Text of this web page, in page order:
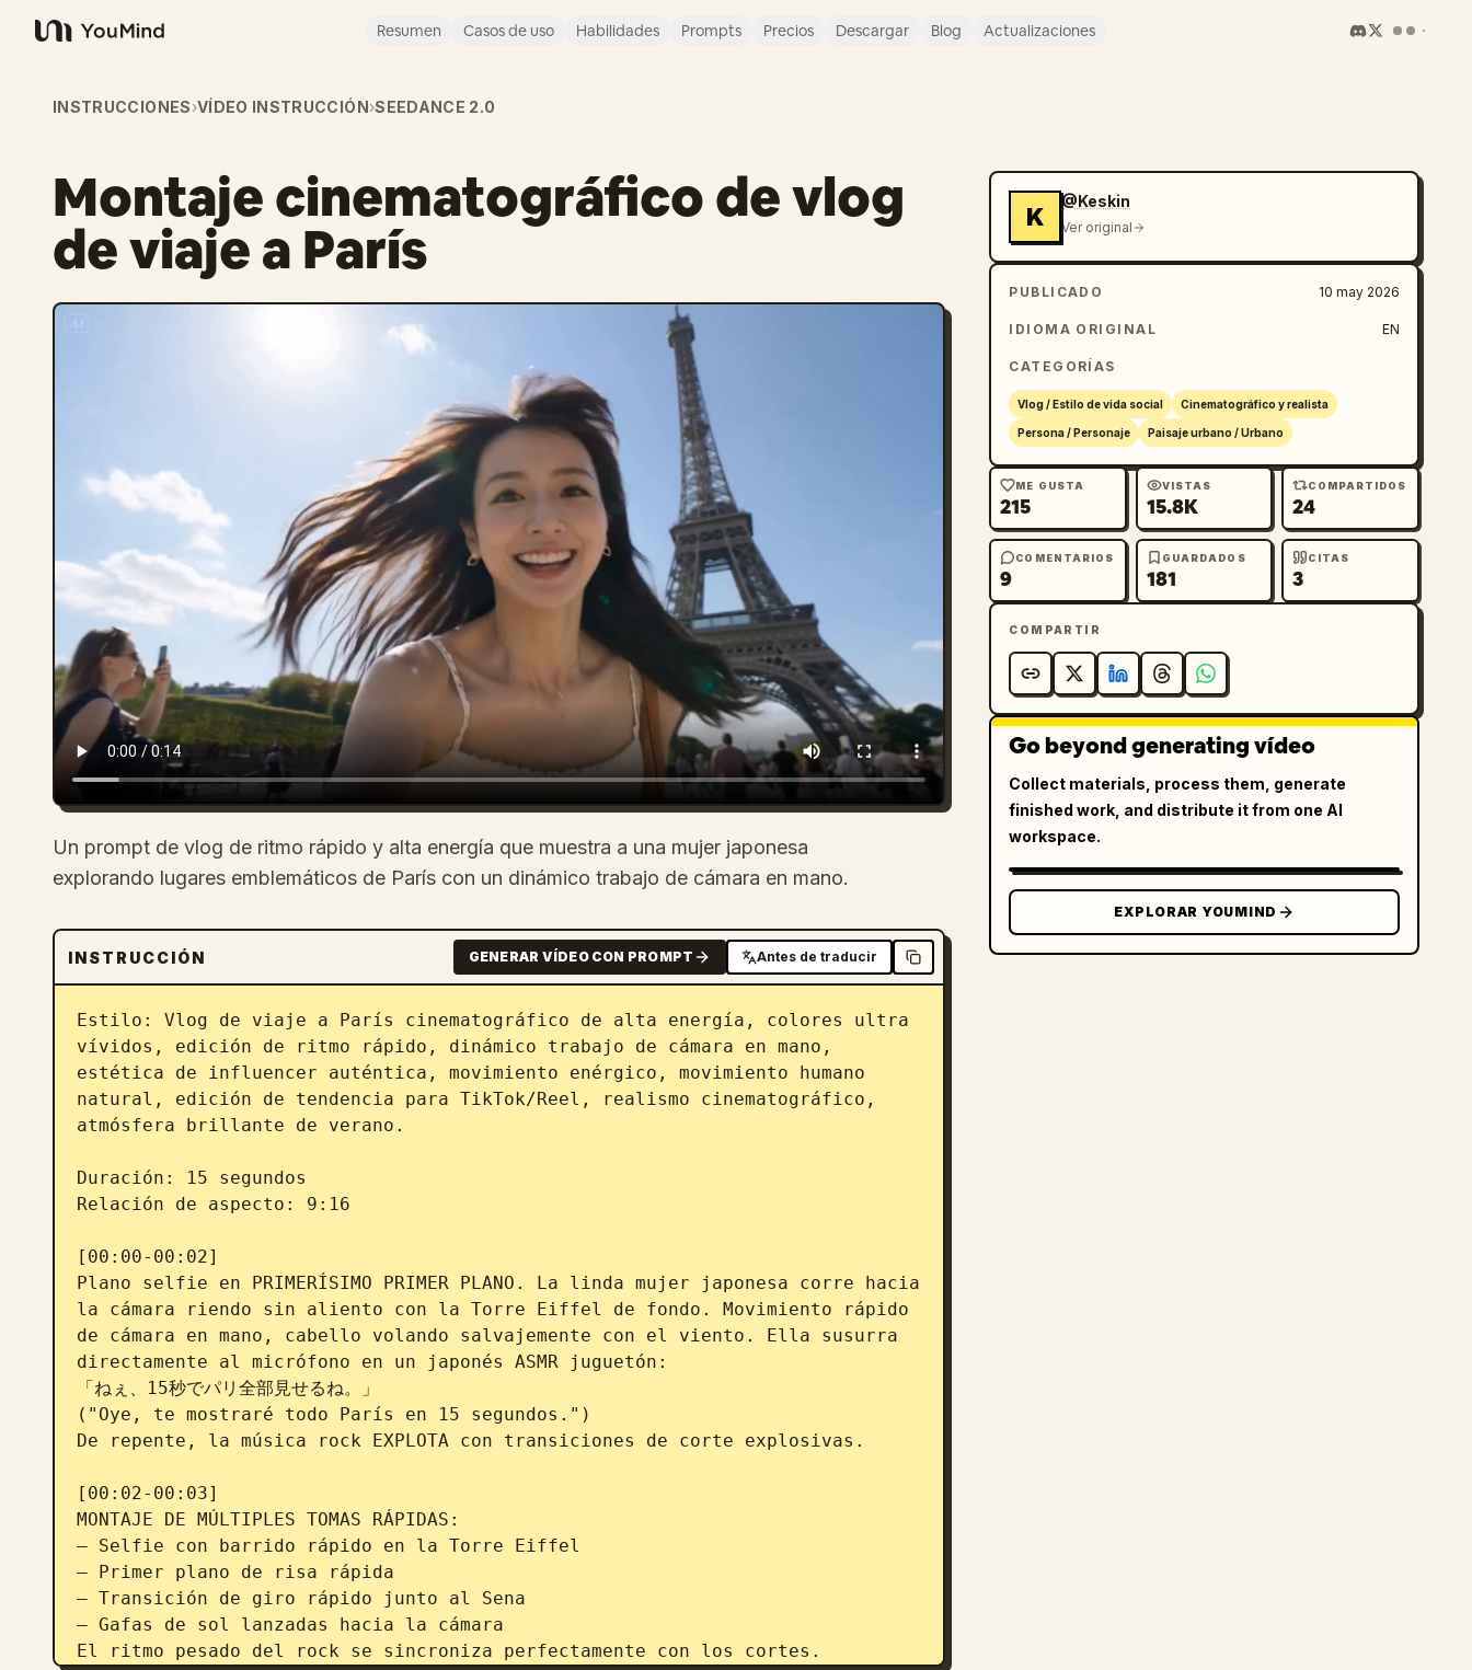
YouMind
Resumen Casos de uso Habilidades Prompts Precios Descargar Blog Actualizaciones
INSTRUCCIONES›VÍDEO INSTRUCCIÓN›SEEDANCE 2.0
Montaje cinematográfico de vlog
de viaje a París
Un prompt de vlog de ritmo rápido y alta energía que muestra a una mujer japonesa
explorando lugares emblemáticos de París con un dinámico trabajo de cámara en mano.
INSTRUCCIÓN GENERAR VÍDEO CON PROMPT Antes de traducir
Estilo: Vlog de viaje a París cinematográfico de alta energía, colores ultra
vívidos, edición de ritmo rápido, dinámico trabajo de cámara en mano,
estética de influencer auténtica, movimiento enérgico, movimiento humano
natural, edición de tendencia para TikTok/Reel, realismo cinematográfico,
atmósfera brillante de verano.
Duración: 15 segundos
Relación de aspecto: 9:16
[00:00-00:02]
Plano selfie en PRIMERÍSIMO PRIMER PLANO. La linda mujer japonesa corre hacia
la cámara riendo sin aliento con la Torre Eiffel de fondo. Movimiento rápido
de cámara en mano, cabello volando salvajemente con el viento. Ella susurra
directamente al micrófono en un japonés ASMR juguetón:
「ねぇ、15秒でパリ全部見せるね。」
("Oye, te mostraré todo París en 15 segundos.")
De repente, la música rock EXPLOTA con transiciones de corte explosivas.
[00:02-00:03]
MONTAJE DE MÚLTIPLES TOMAS RÁPIDAS:
— Selfie con barrido rápido en la Torre Eiffel
— Primer plano de risa rápida
— Transición de giro rápido junto al Sena
— Gafas de sol lanzadas hacia la cámara
El ritmo pesado del rock se sincroniza perfectamente con los cortes.
K
@Keskin
Ver original
PUBLICADO 10 may 2026
IDIOMA ORIGINAL EN
CATEGORÍAS
Vlog / Estilo de vida social Cinematográfico y realista
Persona / Personaje Paisaje urbano / Urbano
ME GUSTA
215
VISTAS
15.8K
COMPARTIDOS
24
COMENTARIOS
9
GUARDADOS
181
CITAS
3
COMPARTIR
Go beyond generating vídeo
Collect materials, process them, generate
finished work, and distribute it from one AI
workspace.
EXPLORAR YOUMIND